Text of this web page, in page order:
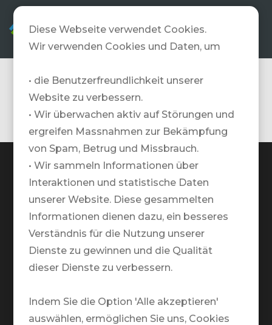
DE
Costa Rica
TRAVELZONE AG
Google Maps Standort
+41 41 552 55 00
Montag bis Freitag:
09.00 - 12.00 / 13.00 - 18.00
Diese Webseite verwendet Cookies.
Wir verwenden Cookies und Daten, um
• die Benutzerfreundlichkeit unserer
Website zu verbessern.
• Wir überwachen aktiv auf Störungen und
ergreifen Massnahmen zur Bekämpfung
von Spam, Betrug und Missbrauch.
• Wir sammeln Informationen über
Interaktionen und statistische Daten
unserer Website. Diese gesammelten
Informationen dienen dazu, ein besseres
Verständnis für die Nutzung unserer
Dienste zu gewinnen und die Qualität
dieser Dienste zu verbessern.
Indem Sie die Option 'Alle akzeptieren'
auswählen, ermöglichen Sie uns, Cookies